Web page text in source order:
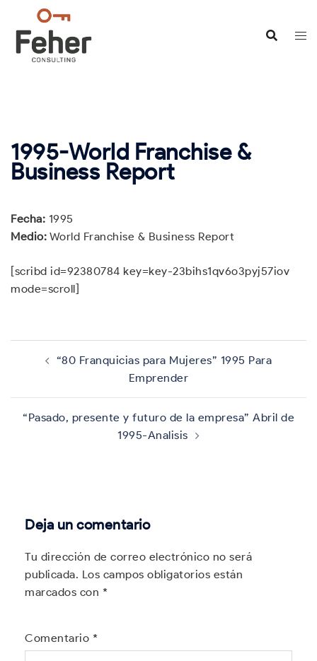
contenido
1995-World Franchise &
Business Report
Fecha: 1995
Medio: World Franchise & Business Report
[scribd id=92380784 key=key-23bihs1qv6o3pyj57iov
mode=scroll]
Navegación
“80 Franquicias para Mujeres” 1995 Para
Emprender
“Pasado, presente y futuro de la empresa” Abril de
1995-Analisis
Deja un comentario
Tu dirección de correo electrónico no será
publicada. Los campos obligatorios están
marcados con *
Comentario *